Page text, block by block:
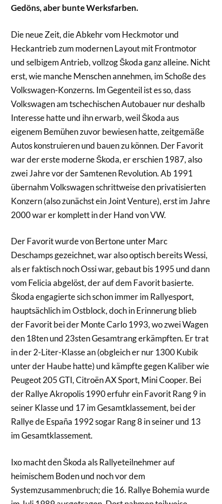
Gedöns, aber bunte Werksfarben.
Die neue Zeit, die Abkehr vom Heckmotor und
Heckantrieb zum modernen Layout mit Frontmotor
und selbigem Antrieb, vollzog Škoda ganz alleine. Nicht
erst, wie manche Menschen annehmen, im Schoße des
Volkswagen-Konzerns. Im Gegenteil ist es so, dass
Volkswagen am tschechischen Autobauer nur deshalb
Interesse hatte und ihn erwarb, weil Škoda aus
eigenem Bemühen zuvor bewiesen hatte, zeitgemäße
Autos konstruieren und bauen zu können. Der Favorit
war der erste moderne Škoda, er erschien 1987, also
zwei Jahre vor der Samtenen Revolution. Ab 1991
übernahm Volkswagen schrittweise den privatisierten
Konzern (also zunächst ein Joint Venture), erst im Jahre
2000 war er komplett in der Hand von VW.
Der Favorit wurde von Bertone unter Marc
Deschamps gezeichnet, war also optisch bereits Wessi,
als er faktisch noch Ossi war, gebaut bis 1995 und dann
vom Felicia abgelöst, der auf dem Favorit basierte.
Škoda engagierte sich schon immer im Rallyesport,
hauptsächlich im Ostblock, doch in Erinnerung blieb
der Favorit bei der Monte Carlo 1993, wo zwei Wagen
den 18ten und 23sten Gesamtrang erkämpften. Er trat
in der 2-Liter-Klasse an (obgleich er nur 1300 Kubik
unter der Haube hatte) und kämpfte gegen Kaliber wie
Peugeot 205 GTI, Citroën AX Sport, Mini Cooper. Bei
der Rallye Akropolis 1990 erfuhr ein Favorit Rang 9 in
seiner Klasse und 17 im Gesamtklassement, bei der
Rallye de España 1992 sogar Rang 8 in seiner und 13
im Gesamtklassement.
Ixo macht den Škoda als Rallyeteilnehmer auf
heimischem Boden und noch vor dem
Systemzusammenbruch; die 16. Rallye Bohemia wurde